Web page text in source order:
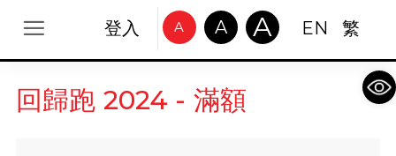
登入 A A A EN 繁
回歸跑 2024 - 滿額